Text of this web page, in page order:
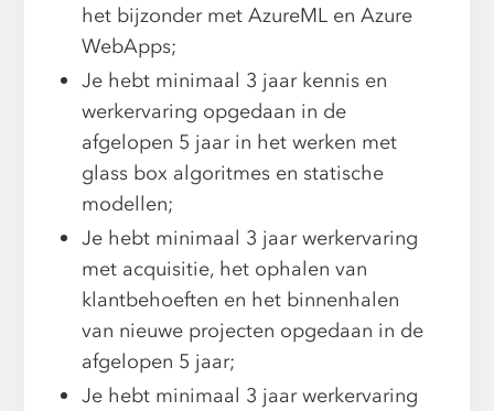
het bijzonder met AzureML en Azure
WebApps;
Je hebt minimaal 3 jaar kennis en
werkervaring opgedaan in de
afgelopen 5 jaar in het werken met
glass box algoritmes en statische
modellen;
Je hebt minimaal 3 jaar werkervaring
met acquisitie, het ophalen van
klantbehoeften en het binnenhalen
van nieuwe projecten opgedaan in de
afgelopen 5 jaar;
Je hebt minimaal 3 jaar werkervaring